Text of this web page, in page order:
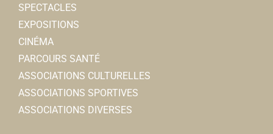
SPECTACLES
EXPOSITIONS
CINÉMA
PARCOURS SANTÉ
ASSOCIATIONS CULTURELLES
ASSOCIATIONS SPORTIVES
ASSOCIATIONS DIVERSES